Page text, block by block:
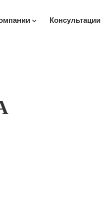
Консультации